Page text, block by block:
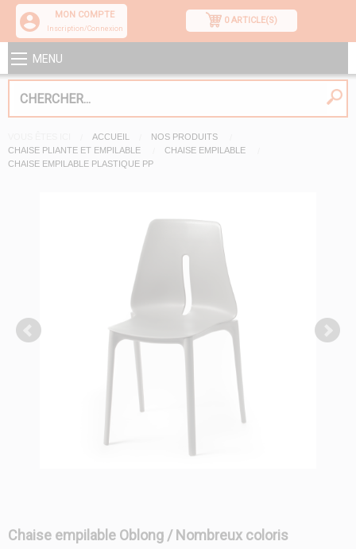
MON COMPTE
Inscription/Connexion
0 ARTICLE(S)
MENU
ACCUEIL
NOS PRODUITS
CHAISE PLIANTE ET EMPILABLE
CHAISE EMPILABLE
CHAISE EMPILABLE PLASTIQUE PP
Chaise empilable Oblong / Nombreux coloris